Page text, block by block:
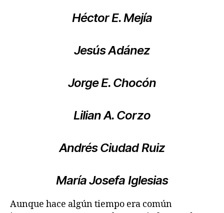
Héctor E. Mejía
Jesús Adánez
Jorge E. Chocón
Lilian A. Corzo
Andrés Ciudad Ruiz
María Josefa Iglesias
Aunque hace algún tiempo era común